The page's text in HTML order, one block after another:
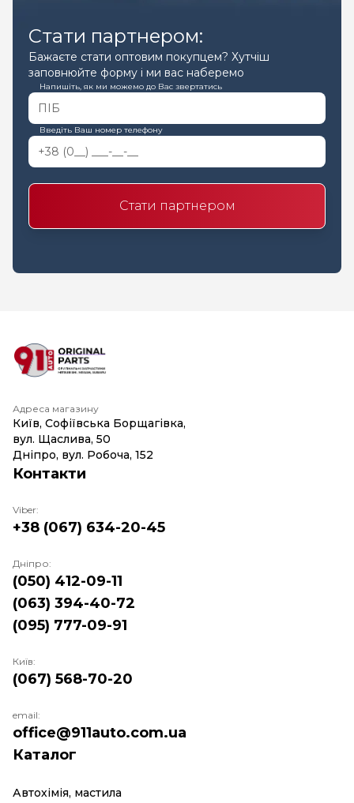
Стати партнером:
Бажаєте стати оптовим покупцем? Хутчіш
заповнюйте форму і ми вас наберемо
Напишіть, як ми можемо до Вас звертатись
Введіть Ваш номер телефону
Стати партнером
Адреса магазину
Київ, Софіївська Борщагівка,
вул. Щаслива, 50
Дніпро, вул. Робоча, 152
Каталог
Автохімія, мастила
Контакти
Viber:
+38 (067) 634-20-45
Дніпро:
(050) 412-09-11
(063) 394-40-72
(095) 777-09-91
Київ:
(067) 568-70-20
email:
office@911auto.com.ua